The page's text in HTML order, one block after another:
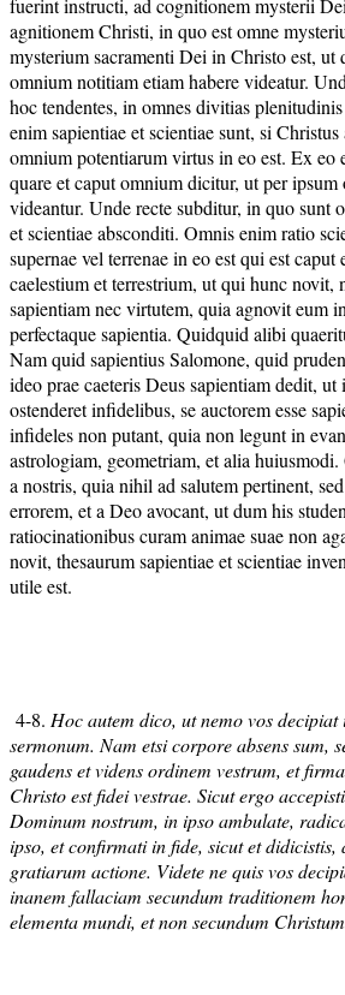
fuerint instructi, ad cognitionem mysterii
agnitionem Christi, in quo est omne
mysterium sacramenti Dei in Christo est, ut
omnium notitiam etiam habere videatur.
hoc tendentes, in omnes divitias
enim sapientiae et scientiae sunt, si Christus
omnium potentiarum virtus in eo est. Ex eo
quare et caput omnium dicitur, ut per ipsum
videantur. Unde recte subditur, in quo sunt
et scientiae absconditi. Omnis enim ratio
supernae vel terrenae in eo est qui est
caelestium et terrestrium, ut qui hunc novit,
sapientiam nec virtutem, quia agnovit eum
perfectaque sapientia. Quidquid alibi
Nam quid sapientius Salomone, quid
ideo prae caeteris Deus sapientiam dedit,
ostenderet infidelibus, se auctorem esse
infideles non putant, quia non legunt in
astrologiam, geometriam, et alia huiusmodi.
a nostris, quia nihil ad salutem pertinent,
errorem, et a Deo avocant, ut dum his
ratiocinationibus curam animae suae non
novit, thesaurum sapientiae et scientiae
utile est.
4-8. Hoc autem dico, ut nemo vos
sermonum. Nam etsi corpore absens sum,
gaudens et videns ordinem vestrum, et
Christo est fidei vestrae. Sicut ergo
Dominum nostrum, in ipso ambulate,
ipso, et confirmati in fide, sicut et
gratiarum actione. Videte ne quis vos
inanem fallaciam secundum traditionem
elementa mundi, et non secundum